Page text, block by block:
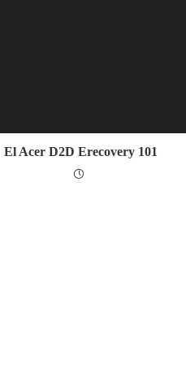
El Acer D2D Erecovery 101